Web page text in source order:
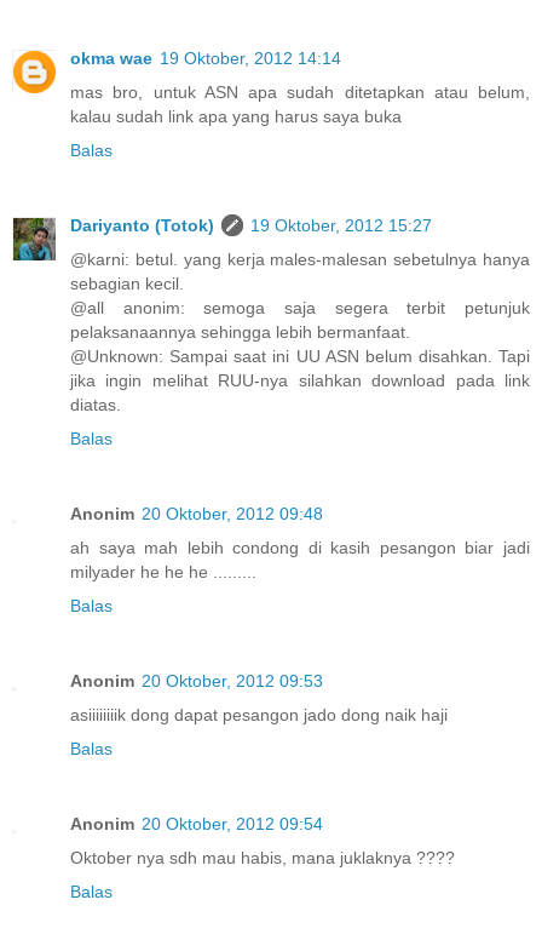
okma wae 19 Oktober, 2012 14:14
mas bro, untuk ASN apa sudah ditetapkan atau belum,
kalau sudah link apa yang harus saya buka
Balas
Dariyanto (Totok)
19 Oktober, 2012 15:27
@karni: betul. yang kerja males-malesan sebetulnya hanya
sebagian kecil.
@all anonim: semoga saja segera terbit petunjuk
pelaksanaannya sehingga lebih bermanfaat.
@Unknown: Sampai saat ini UU ASN belum disahkan. Tapi
jika ingin melihat RUU-nya silahkan download pada link
diatas.
Balas
Anonim 20 Oktober, 2012 09:48
ah saya mah lebih condong di kasih pesangon biar jadi
milyader he he he .........
Balas
Anonim 20 Oktober, 2012 09:53
asiiiiiiiik dong dapat pesangon jado dong naik haji
Balas
Anonim 20 Oktober, 2012 09:54
Oktober nya sdh mau habis, mana juklaknya ????
Balas